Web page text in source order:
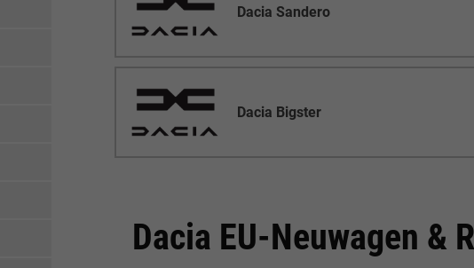
Dacia Sandero
Dacia Bigster
Dacia EU-Neuwagen &